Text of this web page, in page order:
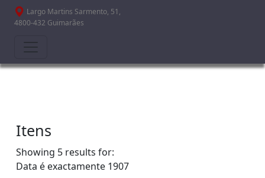
Passar para o conteúdo principal
Largo Martins Sarmento, 51,
4800-432 Guimarães
Itens
Showing 5 results for:
Data é exactamente 1907